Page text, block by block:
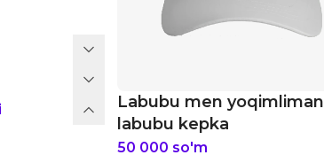
Labubu men yoqimliman
labubu kepka
50 000 so'm